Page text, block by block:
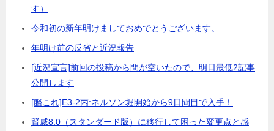
す）
令和初の新年明けましておめでとうございます。
年明け前の反省と近況報告
[近況宣言]前回の投稿から間が空いたので、明日最低2記事
公開します
[艦これ]E3-2丙:ネルソン堀開始から9日間目で入手！
賢威8.0（スタンダード版）に移行して困った変更点と感